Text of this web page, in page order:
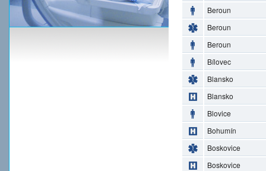
Beroun
Beroun
Beroun
Bílovec
Blansko
Blansko
Blovice
Bohumín
Boskovice
Boskovice